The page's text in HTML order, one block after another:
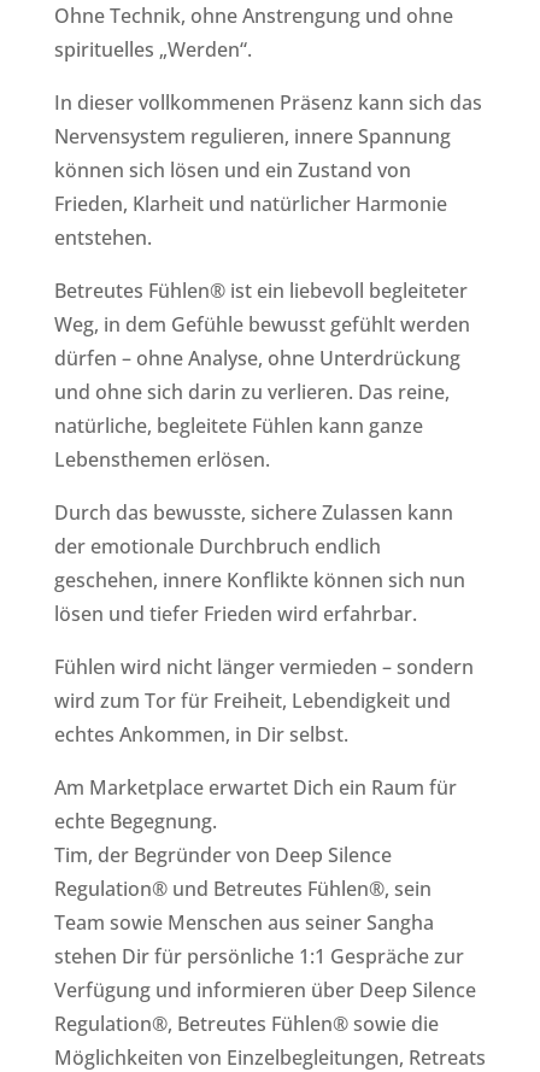
Ohne Technik, ohne Anstrengung und ohne
spirituelles „Werden“.
In dieser vollkommenen Präsenz kann sich das
Nervensystem regulieren, innere Spannung
können sich lösen und ein Zustand von
Frieden, Klarheit und natürlicher Harmonie
entstehen.
Betreutes Fühlen® ist ein liebevoll begleiteter
Weg, in dem Gefühle bewusst gefühlt werden
dürfen – ohne Analyse, ohne Unterdrückung
und ohne sich darin zu verlieren. Das reine,
natürliche, begleitete Fühlen kann ganze
Lebensthemen erlösen.
Durch das bewusste, sichere Zulassen kann
der emotionale Durchbruch endlich
geschehen, innere Konflikte können sich nun
lösen und tiefer Frieden wird erfahrbar.
Fühlen wird nicht länger vermieden – sondern
wird zum Tor für Freiheit, Lebendigkeit und
echtes Ankommen, in Dir selbst.
Am Marketplace erwartet Dich ein Raum für
echte Begegnung.
Tim, der Begründer von Deep Silence
Regulation® und Betreutes Fühlen®, sein
Team sowie Menschen aus seiner Sangha
stehen Dir für persönliche 1:1 Gespräche zur
Verfügung und informieren über Deep Silence
Regulation®, Betreutes Fühlen® sowie die
Möglichkeiten von Einzelbegleitungen, Retreats